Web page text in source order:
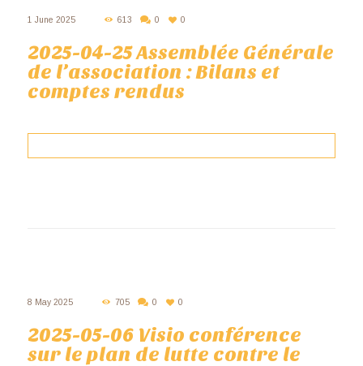
1 June 2025 613 0 0
2025-04-25 Assemblée Générale
de l’association : Bilans et
comptes rendus
8 May 2025 705 0 0
2025-05-06 Visio conférence
sur le plan de lutte contre le